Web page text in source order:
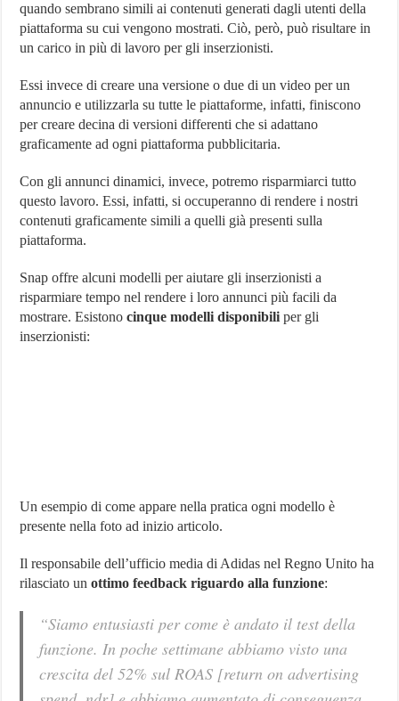
quando sembrano simili ai contenuti generati dagli utenti della
piattaforma su cui vengono mostrati. Ciò, però, può risultare in
un carico in più di lavoro per gli inserzionisti.
Essi invece di creare una versione o due di un video per un
annuncio e utilizzarla su tutte le piattaforme, infatti, finiscono
per creare decina di versioni differenti che si adattano
graficamente ad ogni piattaforma pubblicitaria.
Con gli annunci dinamici, invece, potremo risparmiarci tutto
questo lavoro. Essi, infatti, si occuperanno di rendere i nostri
contenuti graficamente simili a quelli già presenti sulla
piattaforma.
Snap offre alcuni modelli per aiutare gli inserzionisti a
risparmiare tempo nel rendere i loro annunci più facili da
mostrare. Esistonocinque modelli disponibili per gli
inserzionisti:
Un esempio di come appare nella pratica ogni modello è
presente nella foto ad inizio articolo.
Il responsabile dell’ufficio media di Adidas nel Regno Unito ha
rilasciato unottimo feedback riguardo alla funzione:
“Siamo entusiasti per come è andato il test della
funzione. In poche settimane abbiamo visto una
crescita del 52% sul ROAS [return on advertising